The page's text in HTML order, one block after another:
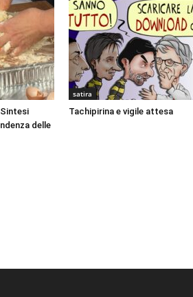
delle
satira
Tachipirina e vigile attesa